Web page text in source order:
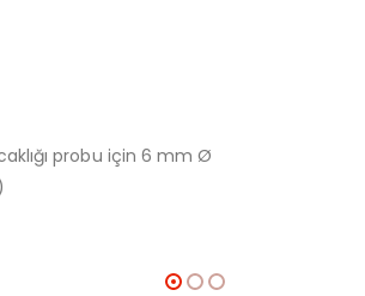
probu için 6 mm Ø